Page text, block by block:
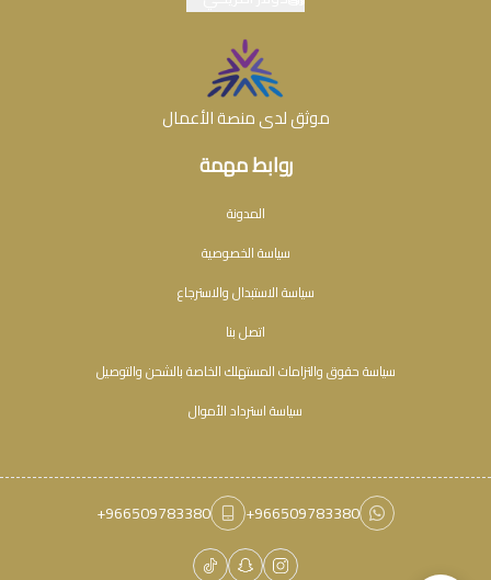
روابط مهمة
المدونة
سياسة الخصوصية
سياسة الاستبدال والاسترجاع
اتصل بنا
سياسة حقوق والتزامات المستهلك الخاصة بالشحن والتوصيل
سياسة استرداد الأموال
موثق لدى منصة الأعمال
+966509783380
+966509783380